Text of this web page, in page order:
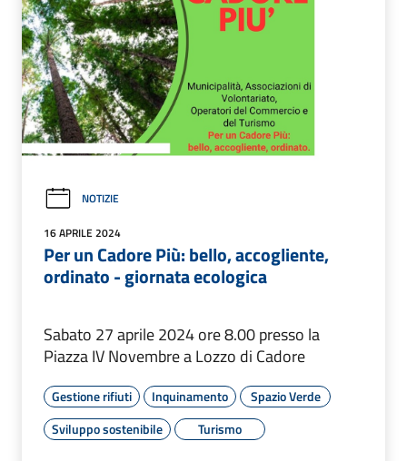
NOTIZIE
16 APRILE 2024
Per un Cadore Più: bello, accogliente,
ordinato - giornata ecologica
Sabato 27 aprile 2024 ore 8.00 presso la
Piazza IV Novembre a Lozzo di Cadore
Gestione rifiuti Inquinamento
Spazio Verde
Sviluppo sostenibile
Turismo